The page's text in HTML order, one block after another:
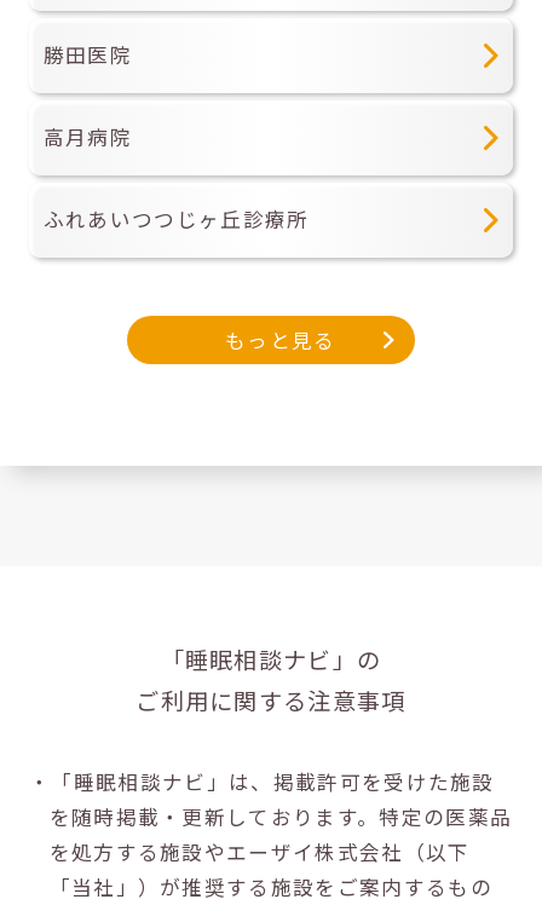
勝田医院
高月病院
ふれあいつつじヶ丘診療所
もっと見る
「睡眠相談ナビ」の
ご利用に関する注意事項
・「睡眠相談ナビ」は、掲載許可を受けた施設
を随時掲載・更新しております。特定の医薬品
を処方する施設やエーザイ株式会社（以下
「当社」）が推奨する施設をご案内するもの